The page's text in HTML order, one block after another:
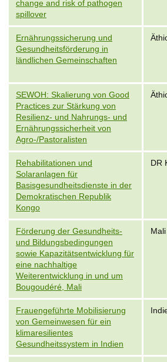
change and risk of pathogen
spillover
Ernährungssicherung und
Gesundheitsförderung in
ländlichen Gemeinschaften
SEWOH: Skalierung von Good
Practices zur Stärkung von
Resilienz- und Nahrungs- und
Ernährungssicherheit von
Agro-/Pastoralisten
Rehabilitationen und
Solaranlagen für
Basisgesundheitsdienste in der
Demokratischen Republik
Kongo
DR
Förderung der Gesundheits-
und Bildungsbedingungen
sowie Kapazitätsentwicklung für
eine nachhaltige
Weiterentwicklung in und um
Bougoudéré, Mali
Mali
Frauengeführte Mobilisierung
von Gemeinwesen für ein
klimaresilientes
Gesundheitssystem in Indien